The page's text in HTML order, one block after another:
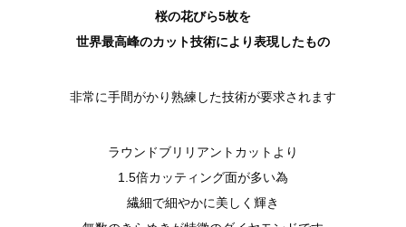
桜の花びら5枚を
世界最高峰のカット技術により表現したもの
非常に手間がかり熟練した技術が要求されます
ラウンドブリリアントカットより
1.5倍カッティング面が多い為
繊細で細やかに美しく輝き